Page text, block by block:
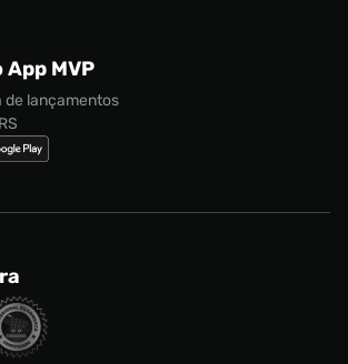
MVP
de lançamentos